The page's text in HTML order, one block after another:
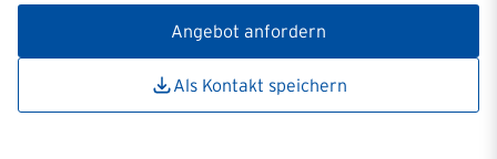
Angebot anfordern
Als Kontakt speichern